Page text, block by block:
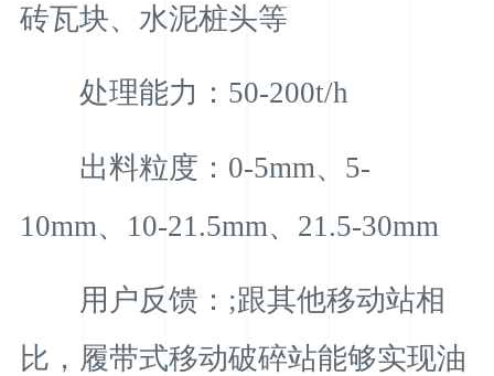
砖瓦块、水泥桩头等
处理能力：50-200t/h
出料粒度：0-5mm、5-
10mm、10-21.5mm、21.5-30mm
用户反馈：;跟其他移动站相
比，履带式移动破碎站能够实现油